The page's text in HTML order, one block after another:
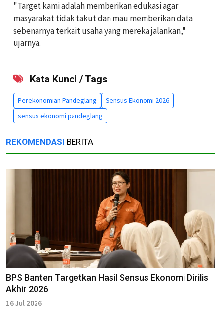
"Target kami adalah memberikan edukasi agar
masyarakat tidak takut dan mau memberikan data
sebenarnya terkait usaha yang mereka jalankan,"
ujarnya.
Kata Kunci / Tags
Perekonomian Pandeglang
Sensus Ekonomi 2026
sensus ekonomi pandeglang
REKOMENDASI BERITA
BPS Banten Targetkan Hasil Sensus Ekonomi Dirilis
Akhir 2026
16 Jul 2026